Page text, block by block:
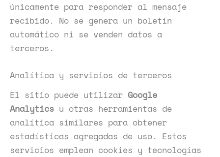
únicamente para responder al mensaje
recibido. No se genera un boletín
automático ni se venden datos a
terceros.
Analítica y servicios de terceros
El sitio puede utilizar Google
Analytics u otras herramientas de
analítica similares para obtener
estadísticas agregadas de uso. Estos
servicios emplean cookies y tecnologías